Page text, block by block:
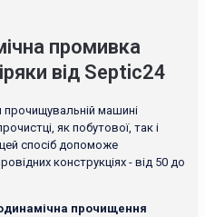
промивка
від Septic24
прочищувальній машині
як побутової, так і
спосіб допоможе
конструкціях - від 50 до
прочищення